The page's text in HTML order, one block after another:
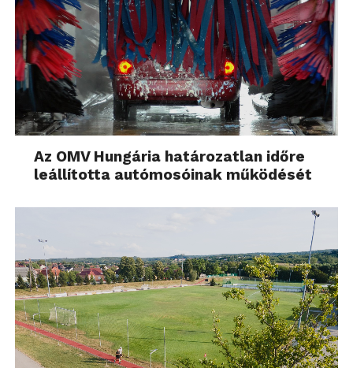
Az OMV Hungária határozatlan időre
leállította autómosóinak működését